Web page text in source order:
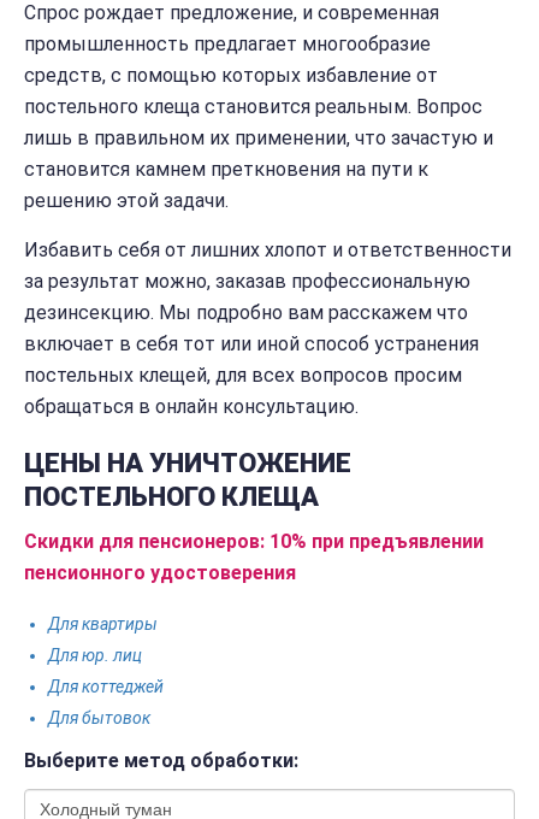
Спрос рождает предложение, и современная
промышленность предлагает многообразие
средств, с помощью которых избавление от
постельного клеща становится реальным. Вопрос
лишь в правильном их применении, что зачастую и
становится камнем преткновения на пути к
решению этой задачи.
Избавить себя от лишних хлопот и ответственности
за результат можно, заказав профессиональную
дезинсекцию. Мы подробно вам расскажем что
включает в себя тот или иной способ устранения
постельных клещей, для всех вопросов просим
обращаться в онлайн консультацию.
ЦЕНЫ НА УНИЧТОЖЕНИЕ
ПОСТЕЛЬНОГО КЛЕЩА
Скидки для пенсионеров: 10% при предъявлении
пенсионного удостоверения
Для квартиры
Для юр. лиц
Для коттеджей
Для бытовок
Выберите метод обработки: